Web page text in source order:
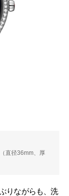
直径36mm、厚
りながらも、洗